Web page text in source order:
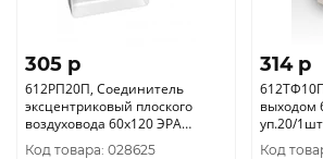
305 p
612РП20П, Соединитель
эксцентриковый плоского
воздуховода 60х120 ЭРА
уп.15/1шт.
Код товара: 028625
314 p
выходом
уп.20/
Код